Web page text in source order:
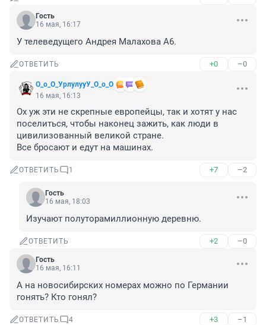
Гость
16 мая, 16:17
У телеведущего Андрея Малахова А6.
ОТВЕТИТЬ +0 –0
О_о_О_УрлулууУ_О_о_О
16 мая, 16:13
Ох уж эти не скрепные европейцы, так и хотят у нас
поселиться, чтобы наконец зажить, как люди в
цивилизованный великой стране.
Все бросают и едут на машинах.
ОТВЕТИТЬ 1 +7 –2
Гость
16 мая, 18:03
Изучают полуторамиллионную деревню.
ОТВЕТИТЬ +2 –0
Гость
16 мая, 16:11
А на новосибирских номерах можно по Германии
гонять? Кто гонял?
ОТВЕТИТЬ 4 +3 –1